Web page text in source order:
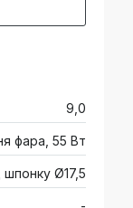
9,0
фара, 55 Вт
шпонку Ø17,5